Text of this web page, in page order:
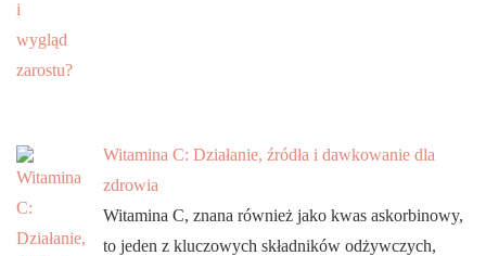
Witamina C: Działanie, źródła i dawkowanie dla
zdrowia
Witamina C, znana również jako kwas askorbinowy,
to jeden z kluczowych składników odżywczych,